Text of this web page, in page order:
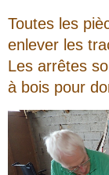
Toutes les
enlever les
Les arrêtes
à bois pour